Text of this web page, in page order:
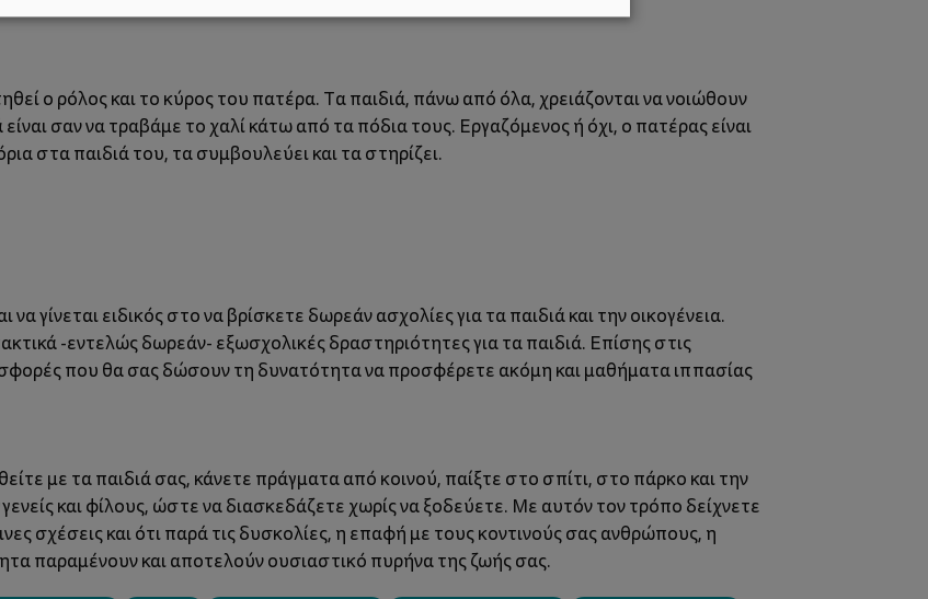
ο ρόλος και το κύρος του πατέρα. Τα παιδιά, πάνω από όλα, χρειάζονται να νοιώθουν
σαν να τραβάμε το χαλί κάτω από τα πόδια τους. Εργαζόμενος ή όχι, ο πατέρας είναι
στα παιδιά του, τα συμβουλεύει και τα στηρίζει.
γίνεται ειδικός στο να βρίσκετε δωρεάν ασχολίες για τα παιδιά και την οικογένεια.
-εντελώς δωρεάν- εξωσχολικές δραστηριότητες για τα παιδιά. Επίσης στις
που θα σας δώσουν τη δυνατότητα να προσφέρετε ακόμη και μαθήματα ιππασίας
με τα παιδιά σας, κάνετε πράγματα από κοινού, παίξτε στο σπίτι, στο πάρκο και την
και φίλους, ώστε να διασκεδάζετε χωρίς να ξοδεύετε. Με αυτόν τον τρόπο δείχνετε
σχέσεις και ότι παρά τις δυσκολίες, η επαφή με τους κοντινούς σας ανθρώπους, η
παραμένουν και αποτελούν ουσιαστικό πυρήνα της ζωής σας.